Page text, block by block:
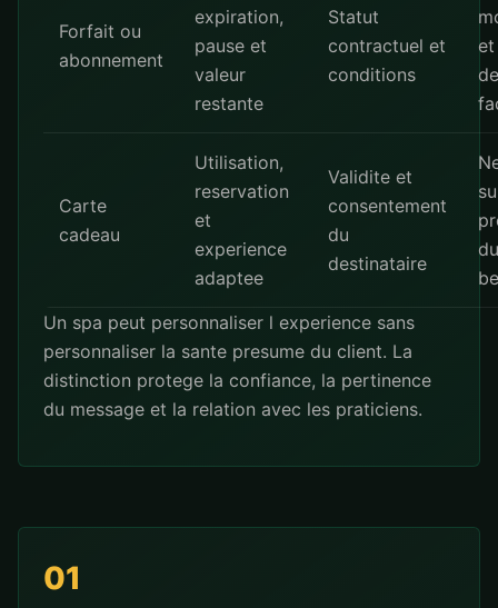
Forfait ou
abonnement
expiration,
pause et
valeur
restante
Statut
contractuel et
conditions
et
Carte
cadeau
Utilisation,
reservation
et
experience
adaptee
Validite et
consentement
du
destinataire
du
Un spa peut personnaliser l experience sans
personnaliser la sante presume du client. La
distinction protege la confiance, la pertinence
du message et la relation avec les praticiens.
01